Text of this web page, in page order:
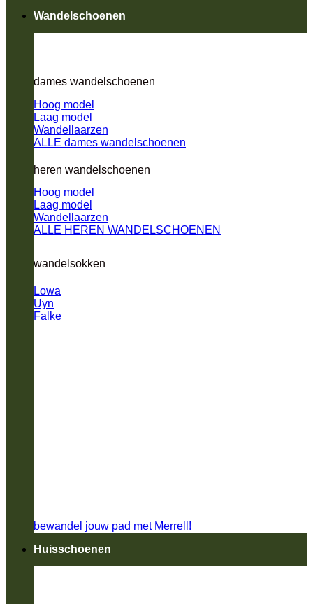
Wandelschoenen
dames wandelschoenen
Hoog model
Laag model
Wandellaarzen
ALLE dames wandelschoenen
heren wandelschoenen
Hoog model
Laag model
Wandellaarzen
ALLE HEREN WANDELSCHOENEN
wandelsokken
Lowa
Uyn
Falke
bewandel jouw pad met Merrell!
Huisschoenen